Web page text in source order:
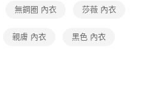
無鋼圈 內衣 莎薇 內衣
親膚 內衣 黑色 內衣